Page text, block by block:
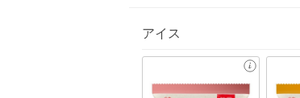
アイス